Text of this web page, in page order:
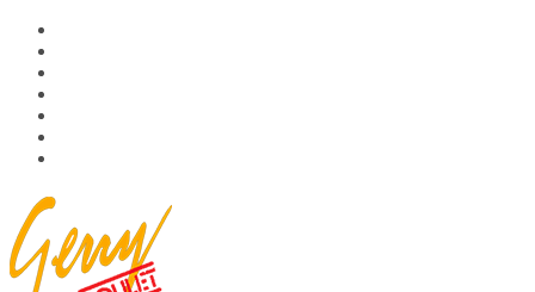
Aller
contenu